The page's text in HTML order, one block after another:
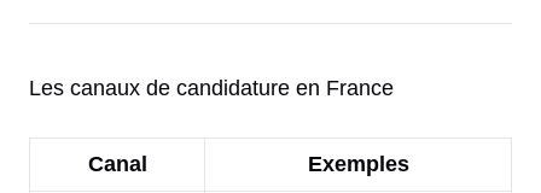
Les canaux de candidature en France
Canal Exemples